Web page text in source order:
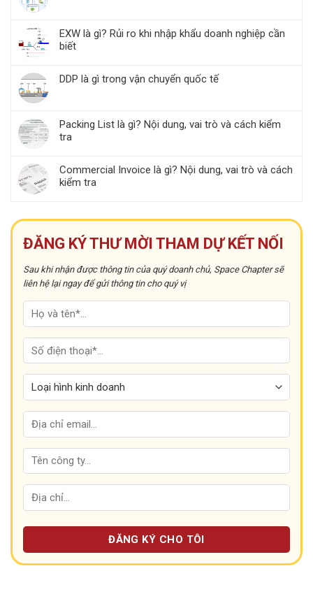
EXW là gì? Rủi ro khi nhập khẩu doanh nghiệp cần
biết
DDP là gì trong vận chuyển quốc tế
Packing List là gì? Nội dung, vai trò và cách kiểm
tra
Commercial Invoice là gì? Nội dung, vai trò và cách
kiểm tra
ĐĂNG KÝ THƯ MỜI THAM DỰ KẾT NỐI
Sau khi nhận được thông tin của quý doanh chủ, Space Chapter sẽ
liên hệ lại ngay để gửi thông tin cho quý vị